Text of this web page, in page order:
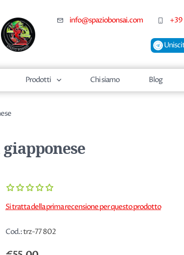
info@spaziobonsai.com +39
Prodotti Chi siamo Blog
Si tratta della prima recensione per questo prodotto
Cod.:trz-77 802